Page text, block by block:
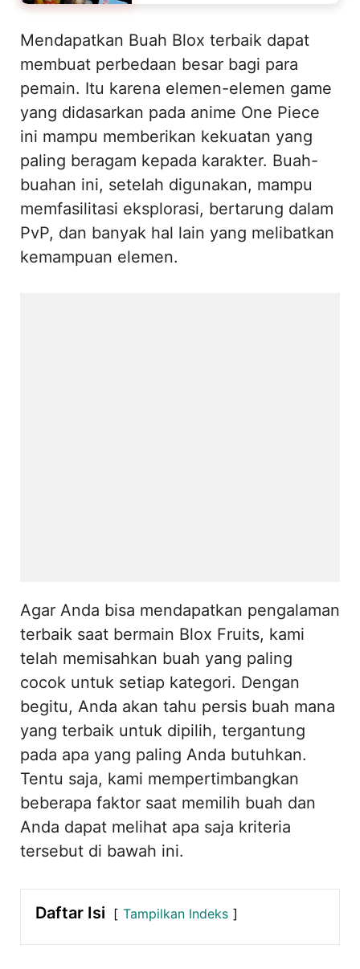
Mendapatkan Buah Blox terbaik dapat
membuat perbedaan besar bagi para
pemain. Itu karena elemen-elemen game
yang didasarkan pada anime One Piece
ini mampu memberikan kekuatan yang
paling beragam kepada karakter. Buah-
buahan ini, setelah digunakan, mampu
memfasilitasi eksplorasi, bertarung dalam
PvP, dan banyak hal lain yang melibatkan
kemampuan elemen.
Agar Anda bisa mendapatkan pengalaman
terbaik saat bermain Blox Fruits, kami
telah memisahkan buah yang paling
cocok untuk setiap kategori. Dengan
begitu, Anda akan tahu persis buah mana
yang terbaik untuk dipilih, tergantung
pada apa yang paling Anda butuhkan.
Tentu saja, kami mempertimbangkan
beberapa faktor saat memilih buah dan
Anda dapat melihat apa saja kriteria
tersebut di bawah ini.
Daftar Isi Tampilkan Indeks